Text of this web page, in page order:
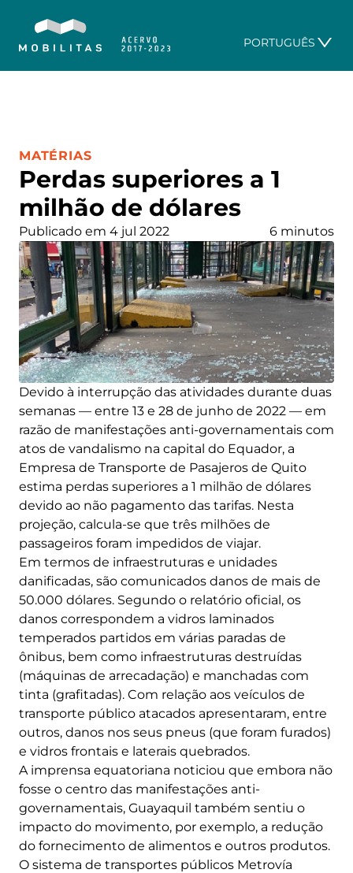
PORTUGUÊS
Perdas superiores a 1
milhão de dólares
CATEGORIA:
MATÉRIAS
Publicado em 4 jul 2022 6 minutos
Devido à interrupção das atividades durante duas
semanas — entre 13 e 28 de junho de 2022 — em
razão de manifestações anti-governamentais com
atos de vandalismo na capital do Equador, a
Empresa de Transporte de Pasajeros de Quito
estima perdas superiores a 1 milhão de dólares
devido ao não pagamento das tarifas. Nesta
projeção, calcula-se que três milhões de
passageiros foram impedidos de viajar.
Em termos de infraestruturas e unidades
danificadas, são comunicados danos de mais de
50.000 dólares. Segundo o relatório oficial, os
danos correspondem a vidros laminados
temperados partidos em várias paradas de
ônibus, bem como infraestruturas destruídas
(máquinas de arrecadação) e manchadas com
tinta (grafitadas). Com relação aos veículos de
transporte público atacados apresentaram, entre
outros, danos nos seus pneus (que foram furados)
e vidros frontais e laterais quebrados.
A imprensa equatoriana noticiou que embora não
fosse o centro das manifestações anti-
governamentais, Guayaquil também sentiu o
impacto do movimento, por exemplo, a redução
do fornecimento de alimentos e outros produtos.
O sistema de transportes públicos Metrovía